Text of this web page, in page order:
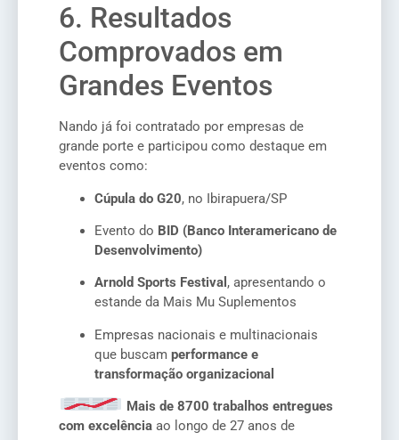
6. Resultados
Comprovados em
Grandes Eventos
Nando já foi contratado por empresas de
grande porte e participou como destaque em
eventos como:
Cúpula do G20, no Ibirapuera/SP
Evento do BID (Banco Interamericano de
Desenvolvimento)
Arnold Sports Festival , apresentando o
estande da Mais Mu Suplementos
Empresas nacionais e multinacionais
que buscam performance e
transformação organizacional
Mais de 8700 trabalhos entregues
com excelência ao longo de 27 anos de